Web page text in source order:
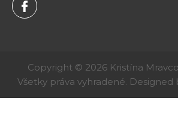
Copyright © 2026 Kristína
Všetky práva vyhradené. Designed